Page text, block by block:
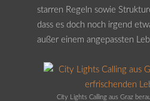
starren Regeln sowie
dass es doch noch irgend
außer einem angepassten
City Lights Calling aus Graz